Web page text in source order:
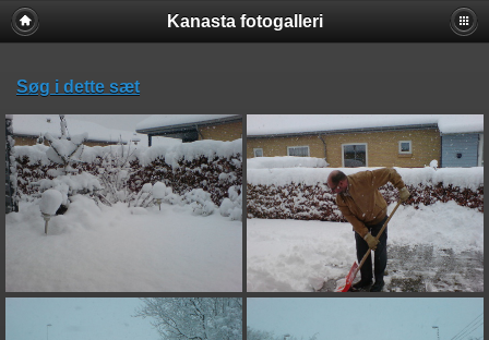
Kanasta fotogalleri
Søg i dette sæt